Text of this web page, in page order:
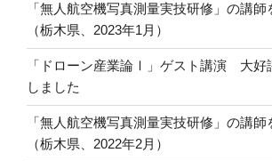
「無人航空機写真測量実技研修」の講師
（栃木県、2023年1月）
「ドローン産業論Ⅰ」ゲスト講演 大好
しました
「無人航空機写真測量実技研修」の講師
（栃木県、2022年2月）